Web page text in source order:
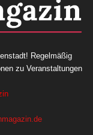
Regelmäßig
zu Veranstaltungen